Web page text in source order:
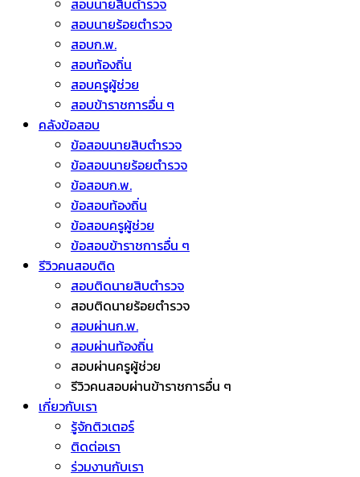
สอบนายสิบตำรวจ
สอบนายร้อยตำรวจ
สอบก.พ.
สอบท้องถิ่น
สอบครูผู้ช่วย
สอบข้าราชการอื่น ๆ
คลังข้อสอบ
ข้อสอบนายสิบตำรวจ
ข้อสอบนายร้อยตำรวจ
ข้อสอบก.พ.
ข้อสอบท้องถิ่น
ข้อสอบครูผู้ช่วย
ข้อสอบข้าราชการอื่น ๆ
รีวิวคนสอบติด
สอบติดนายสิบตำรวจ
สอบติดนายร้อยตำรวจ
สอบผ่านก.พ.
สอบผ่านท้องถิ่น
สอบผ่านครูผู้ช่วย
รีวิวคนสอบผ่านข้าราชการอื่น ๆ
เกี่ยวกับเรา
รู้จักติวเตอร์
ติดต่อเรา
ร่วมงานกับเรา